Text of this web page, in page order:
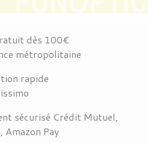
dès 100€
métropolitaine
rapide
sécurisé Crédit Mutuel,
Amazon Pay